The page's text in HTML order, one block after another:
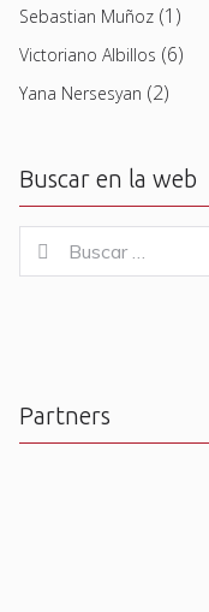
Sebastian Muñoz (1)
Victoriano Albillos (6)
Yana Nersesyan (2)
Buscar en la web
for:
Buscar
Partners